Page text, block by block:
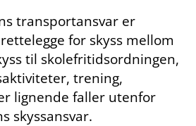
transportansvar er
for skyss mellom
til skolefritidsordningen,
trening,
lignende faller utenfor
skyssansvar.